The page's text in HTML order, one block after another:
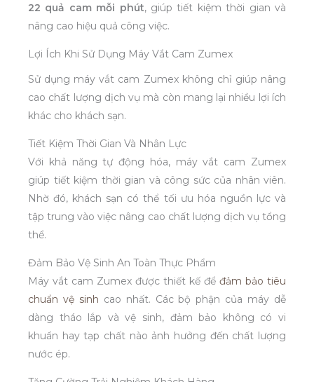
22 quả cam mỗi phút, giúp tiết kiệm thời gian và
nâng cao hiệu quả công việc.
Lợi Ích Khi Sử Dụng Máy Vắt Cam Zumex
Sử dụng máy vắt cam Zumex không chỉ giúp nâng
cao chất lượng dịch vụ mà còn mang lại nhiều lợi ích
khác cho khách sạn.
Tiết Kiệm Thời Gian Và Nhân Lực
Với khả năng tự động hóa, máy vắt cam Zumex
giúp tiết kiệm thời gian và công sức của nhân viên.
Nhờ đó, khách sạn có thể tối ưu hóa nguồn lực và
tập trung vào việc nâng cao chất lượng dịch vụ tổng
thể.
Đảm Bảo Vệ Sinh An Toàn Thực Phẩm
Máy vắt cam Zumex được thiết kế để đảm bảo tiêu
chuẩn vệ sinh cao nhất. Các bộ phận của máy dễ
dàng tháo lắp và vệ sinh, đảm bảo không có vi
khuẩn hay tạp chất nào ảnh hưởng đến chất lượng
nước ép.